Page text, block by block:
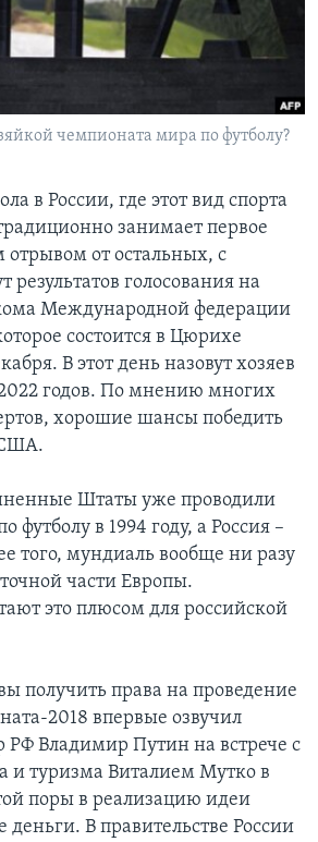
чемпионата мира по футболу?
в России, где этот вид спорта
занимает первое
от остальных, с
голосования на
Международной федерации
состоится в Цюрихе
В этот день назовут хозяев
годов. По мнению многих
хорошие шансы победить
США.
Штаты уже проводили
футболу в 1994 году, а Россия –
того, мундиаль вообще ни разу
части Европы.
это плюсом для российской
получить права на проведение
2018 впервые озвучил
Владимир Путин на встрече с
и туризма Виталием Мутко в
поры в реализацию идеи
В правительстве России